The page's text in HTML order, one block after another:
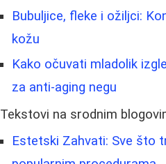
Bubuljice, fleke i ožiljci:
kožu
Kako očuvati mladolik
za anti-aging negu
Tekstovi na srodnim
Estetski Zahvati: Sve što